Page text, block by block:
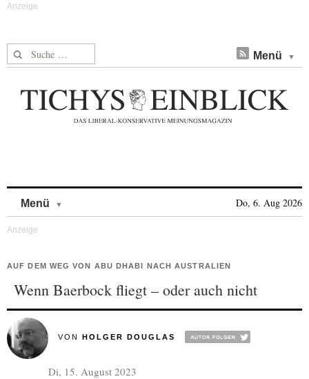
Suche nach: Menü
Menü Do, 6. Aug 2026
AUF DEM WEG VON ABU DHABI NACH AUSTRALIEN
Wenn Baerbock fliegt – oder auch nicht
VON HOLGER DOUGLAS
Di, 15. August 2023